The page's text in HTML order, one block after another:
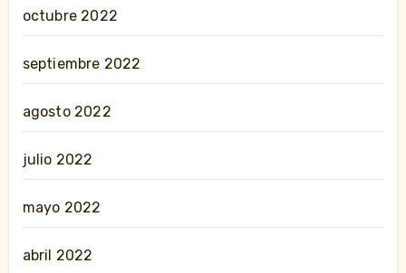
octubre 2022
septiembre 2022
agosto 2022
julio 2022
mayo 2022
abril 2022